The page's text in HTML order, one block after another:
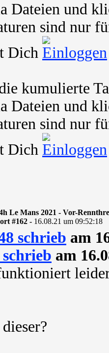
Dateien und
sind nur
Dich
kumulierte
Dateien und
sind nur
Dich
Le Mans 2021 - Vor-
#162 - 16.08.21 um 09:52:18
schrieb am
am